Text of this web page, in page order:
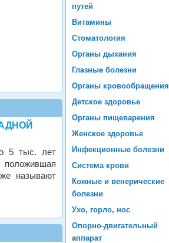
5 тыс. лет
положившая
называют
путей
Витамины
Стоматология
Органы дыхания
Глазные болезни
Органы кровообращения
Детское здоровье
Органы пищеварения
Женское здоровье
Инфекционные болезни
Система крови
Кожные и венерические
болезни
Ухо, горло, нос
Опорно-двигательный
аппарат